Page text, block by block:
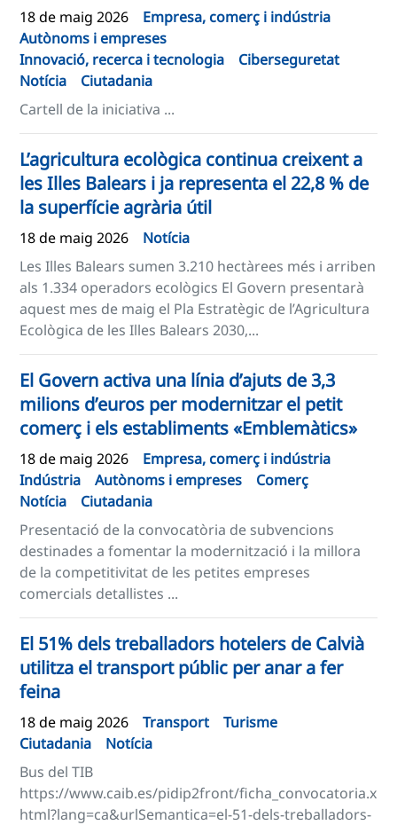
18 de maig 2026
Empresa, comerç i indústria
Autònoms i empreses
Innovació, recerca i tecnologia
Ciberseguretat
Notícia
Ciutadania
Cartell de la iniciativa ...
L’agricultura ecològica continua creixent a
les Illes Balears i ja representa el 22,8 % de
la superfície agrària útil
18 de maig 2026
Notícia
Les Illes Balears sumen 3.210 hectàrees més i arriben
als 1.334 operadors ecològics El Govern presentarà
aquest mes de maig el Pla Estratègic de l’Agricultura
Ecològica de les Illes Balears 2030,...
El Govern activa una línia d’ajuts de 3,3
milions d’euros per modernitzar el petit
comerç i els establiments «Emblemàtics»
18 de maig 2026
Empresa, comerç i indústria
Indústria
Autònoms i empreses
Comerç
Notícia
Ciutadania
Presentació de la convocatòria de subvencions
destinades a fomentar la modernització i la millora
de la competitivitat de les petites empreses
comercials detallistes ...
El 51% dels treballadors hotelers de Calvià
utilitza el transport públic per anar a fer
feina
18 de maig 2026 Transport
Turisme
Ciutadania
Notícia
Bus del TIB
https://www.caib.es/pidip2front/ficha_convocatoria.x
html?lang=ca&urlSemantica=el-51-dels-treballadors-